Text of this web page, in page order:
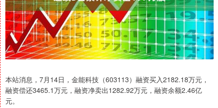
本站消息，7月14日，金能科技（603113）融资买入2182.18万元，
融资偿还3465.1万元，融资净卖出1282.92万元，融资余额2.46亿
元。